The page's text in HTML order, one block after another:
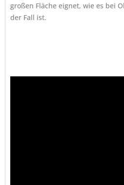
großen Fläche eignet, wie es bei
der Fall ist.